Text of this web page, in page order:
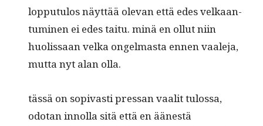
lop­putu­los näyt­tää ole­van että edes velka­an­
tu­mi­nen ei edes taitu. minä en ollut niin
huolis­saan vel­ka ongel­mas­ta ennen vaale­ja,
mut­ta nyt alan olla.
tässä on sopi­vasti pres­san vaalit tulos­sa,
odotan innol­la sitä että en äänestä